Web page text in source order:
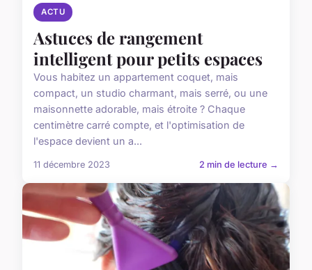
ACTU
Astuces de rangement
intelligent pour petits espaces
Vous habitez un appartement coquet, mais
compact, un studio charmant, mais serré, ou une
maisonnette adorable, mais étroite ? Chaque
centimètre carré compte, et l'optimisation de
l'espace devient un a...
11 décembre 2023 2 min de lecture →